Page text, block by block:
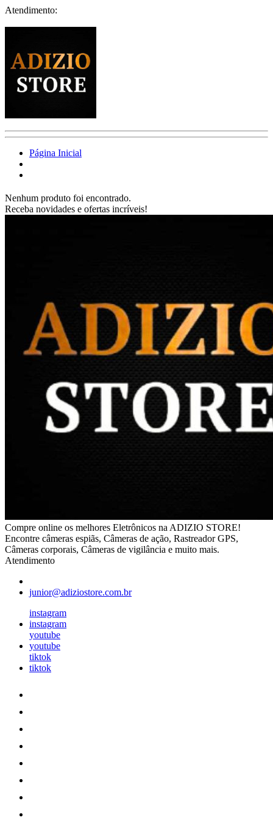
Atendimento:
Página Inicial
Nenhum produto foi encontrado.
Receba novidades e ofertas incríveis!
Compre online os melhores Eletrônicos na ADIZIO STORE!
Encontre câmeras espiãs, Câmeras de ação, Rastreador GPS,
Câmeras corporais, Câmeras de vigilância e muito mais.
Atendimento
junior@adiziostore.com.br
instagram
instagram
youtube
youtube
tiktok
tiktok